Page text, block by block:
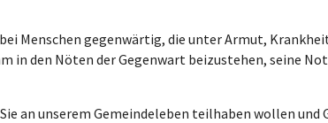
Menschen gegenwärtig, die unter Armut,
in den Nöten der Gegenwart beizustehen, seine
an unserem Gemeindeleben teilhaben wollen